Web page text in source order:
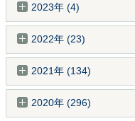
2023年 (4)
2022年 (23)
2021年 (134)
2020年 (296)